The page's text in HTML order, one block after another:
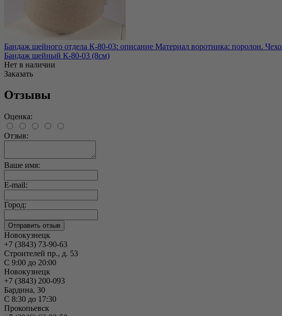
Бандаж шейного отдела К-80-03: описание Материал воротника: поролон.
Бандаж шейный К-80-03 (8см)
Нет в наличии
Заказать
Отзывы
Оценка:
Отзыв:
Ваше имя:
E-mail:
Город:
Новокузнецк
+7 (3843) 73-90-63
Строителей пр., д. 53
С 9:00 до 20:00
Новокузнецк
+7 (3843) 200-093
Бардина, 30
С 8:30 до 17:30
Прокопьевск